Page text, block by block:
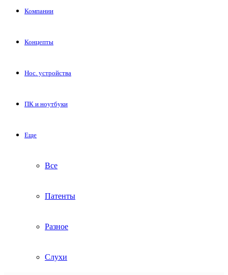
Компании
Концепты
Нос. устройства
ПК и ноутбуки
Еще
Все
Патенты
Разное
Слухи